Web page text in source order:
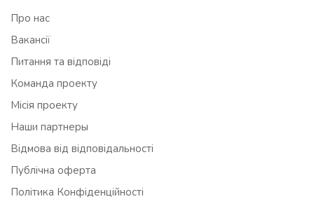
Про нас
Вакансії
Питання та відповіді
Команда проекту
Місія проекту
Наши партнеры
Відмова від відповідальності
Публічна оферта
Політика Конфіденційності